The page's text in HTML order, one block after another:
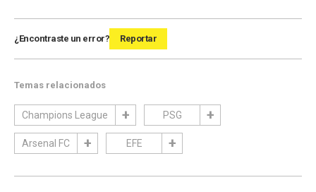
¿Encontraste un error? Reportar
Temas relacionados
Champions League PSG
Arsenal FC EFE